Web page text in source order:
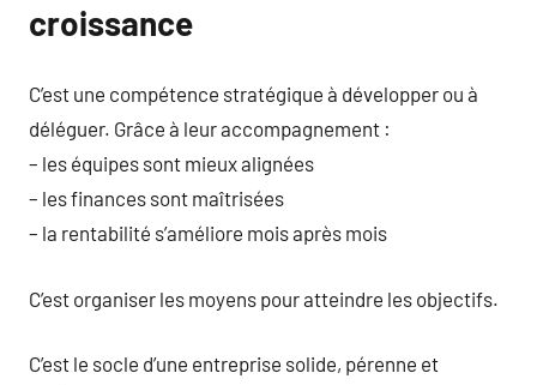
croissance
C’est une compétence stratégique à développer ou à
déléguer. Grâce à leur accompagnement :
– les équipes sont mieux alignées
– les finances sont maîtrisées
– la rentabilité s’améliore mois après mois
C’est organiser les moyens pour atteindre les objectifs.
C’est le socle d’une entreprise solide, pérenne et